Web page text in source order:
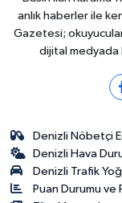
anlık haberler ile
Gazetesi;
dijital medyada
Denizli Nöbetçi
Denizli Hava
Denizli Trafik
Puan Durumu ve